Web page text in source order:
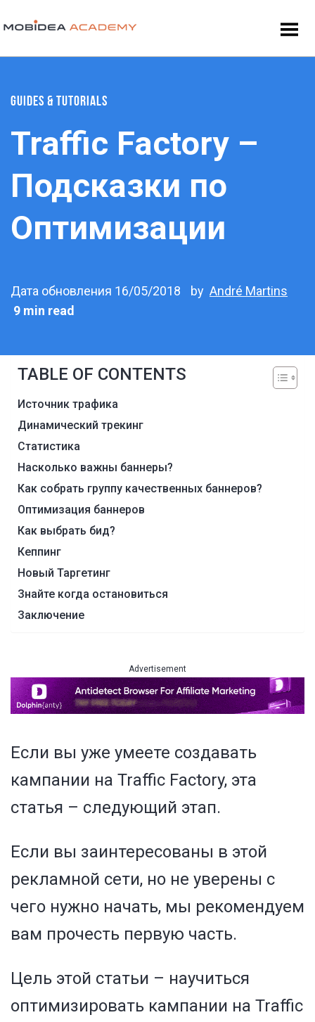
GUIDES & TUTORIALS
Traffic Factory –
Подсказки по
Оптимизации
Дата обновления 16/05/2018 by André Martins
9 min read
TABLE OF CONTENTS
Источник трафика
Динамический трекинг
Статистика
Насколько важны баннеры?
Как собрать группу качественных баннеров?
Оптимизация баннеров
Как выбрать бид?
Кеппинг
Новый Таргетинг
Знайте когда остановиться
Заключение
Advertisement
Если вы уже умеете создавать
кампании на Traffic Factory, эта
статья – следующий этап.
Если вы заинтересованы в этой
рекламной сети, но не уверены с
чего нужно начать, мы рекомендуем
вам прочесть первую часть.
Цель этой статьи – научиться
оптимизировать кампании на Traffic